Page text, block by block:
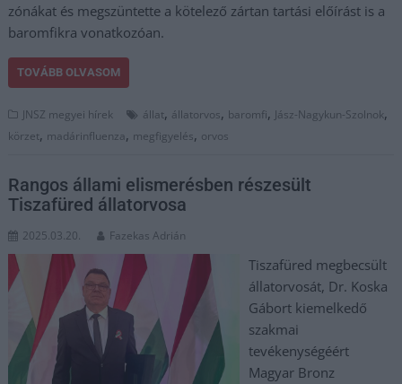
zónákat és megszüntette a kötelező zártan tartási előírást is a
baromfikra vonatkozóan.
TOVÁBB OLVASOM
JNSZ megyei hírek állat, állatorvos, baromfi, Jász-Nagykun-Szolnok,
körzet, madárinfluenza, megfigyelés, orvos
Rangos állami elismerésben részesült
Tiszafüred állatorvosa
2025.03.20. Fazekas Adrián
Tiszafüred megbecsült
állatorvosát, Dr. Koska
Gábort kiemelkedő
szakmai
tevékenységéért
Magyar Bronz